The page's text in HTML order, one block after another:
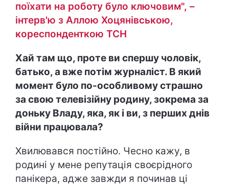
поїхати на роботу було ключовим", –
інтерв'ю з Аллою Хоцянівською,
кореспонденткою ТСН
Хай там що, проте ви спершу чоловік,
батько, а вже потім журналіст. В який
момент було по-особливому страшно
за свою телевізійну родину, зокрема за
доньку Владу, яка, як і ви, з перших днів
війни працювала?
Хвилювався постійно. Чесно кажу, в
родині у мене репутація своєрідного
панікера, адже завжди я починав ці